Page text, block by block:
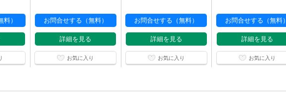
） お問合せする（無料）
詳細を見る
お気に入り
お問合せする（無料）
詳細を見る
お気に入り
お問合せする（無料）
詳細を見る
お気に入り